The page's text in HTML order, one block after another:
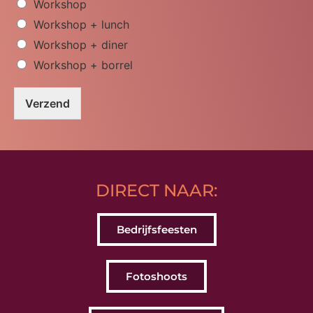
Workshop
Workshop + lunch
Workshop + diner
Workshop + borrel
Verzend
DIRECT NAAR:
Bedrijfsfeesten
Fotoshoots